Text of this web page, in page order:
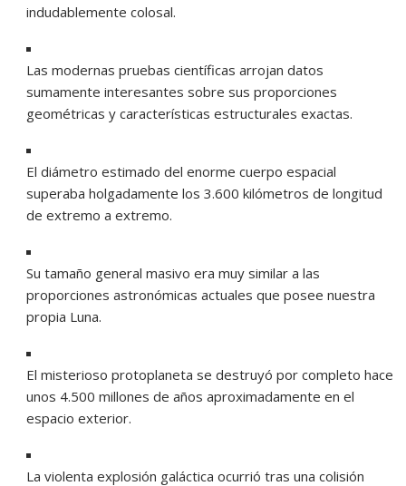
indudablemente colosal.
Las modernas pruebas científicas arrojan datos
sumamente interesantes sobre sus proporciones
geométricas y características estructurales exactas.
El diámetro estimado del enorme cuerpo espacial
superaba holgadamente los 3.600 kilómetros de longitud
de extremo a extremo.
Su tamaño general masivo era muy similar a las
proporciones astronómicas actuales que posee nuestra
propia Luna.
El misterioso protoplaneta se destruyó por completo hace
unos 4.500 millones de años aproximadamente en el
espacio exterior.
La violenta explosión galáctica ocurrió tras una colisión